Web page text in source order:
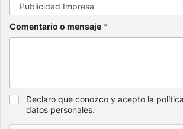
Comentario o mensaje *
Declaro que conozco y acepto la
datos personales.